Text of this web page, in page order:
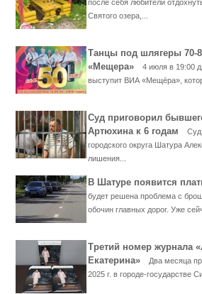
после себя любители
Святого озера,...
Танцы под шлягеры 70-
«Мещера»
4 июля в 19:00
выступит ВИА «Мещёра»,
Суд приговорил
Артюхина к 6 годам
Суд
городского округа Шатура
лишения...
В Шатуре появится
будет решена проблема с
обочин главных дорог. Уже
Третий номер журнала
Екатерина»
Два месяца
2025 г. в городе-государстве